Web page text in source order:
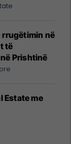
rrugëtimin në
të
Prishtinë
Estate me